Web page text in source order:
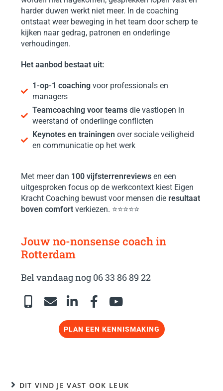
harder duwen werkt niet meer. In de coaching
ontstaat weer beweging in het team door scherp te
kijken naar gedrag, patronen en onderlinge
verhoudingen.
Het aanbod bestaat uit:
1-op-1 coachingvoor professionals en
managers
Teamcoaching voor teams die vastlopen in
weerstand of onderlinge conflicten
Keynotes en trainingen over sociale veiligheid
en communicatie op het werk
Met meer dan 100 vijfsterrenreviews en een
uitgesproken focus op de werkcontext kiest Eigen
Kracht Coaching bewust voor mensen die resultaat
boven comfort verkiezen. ⭐⭐⭐⭐⭐
Jouw no-nonsense coach in
Rotterdam
Bel vandaag nog 06 33 86 89 22
PLAN EEN KENNISMAKING
DIT VIND JE VAST OOK LEUK